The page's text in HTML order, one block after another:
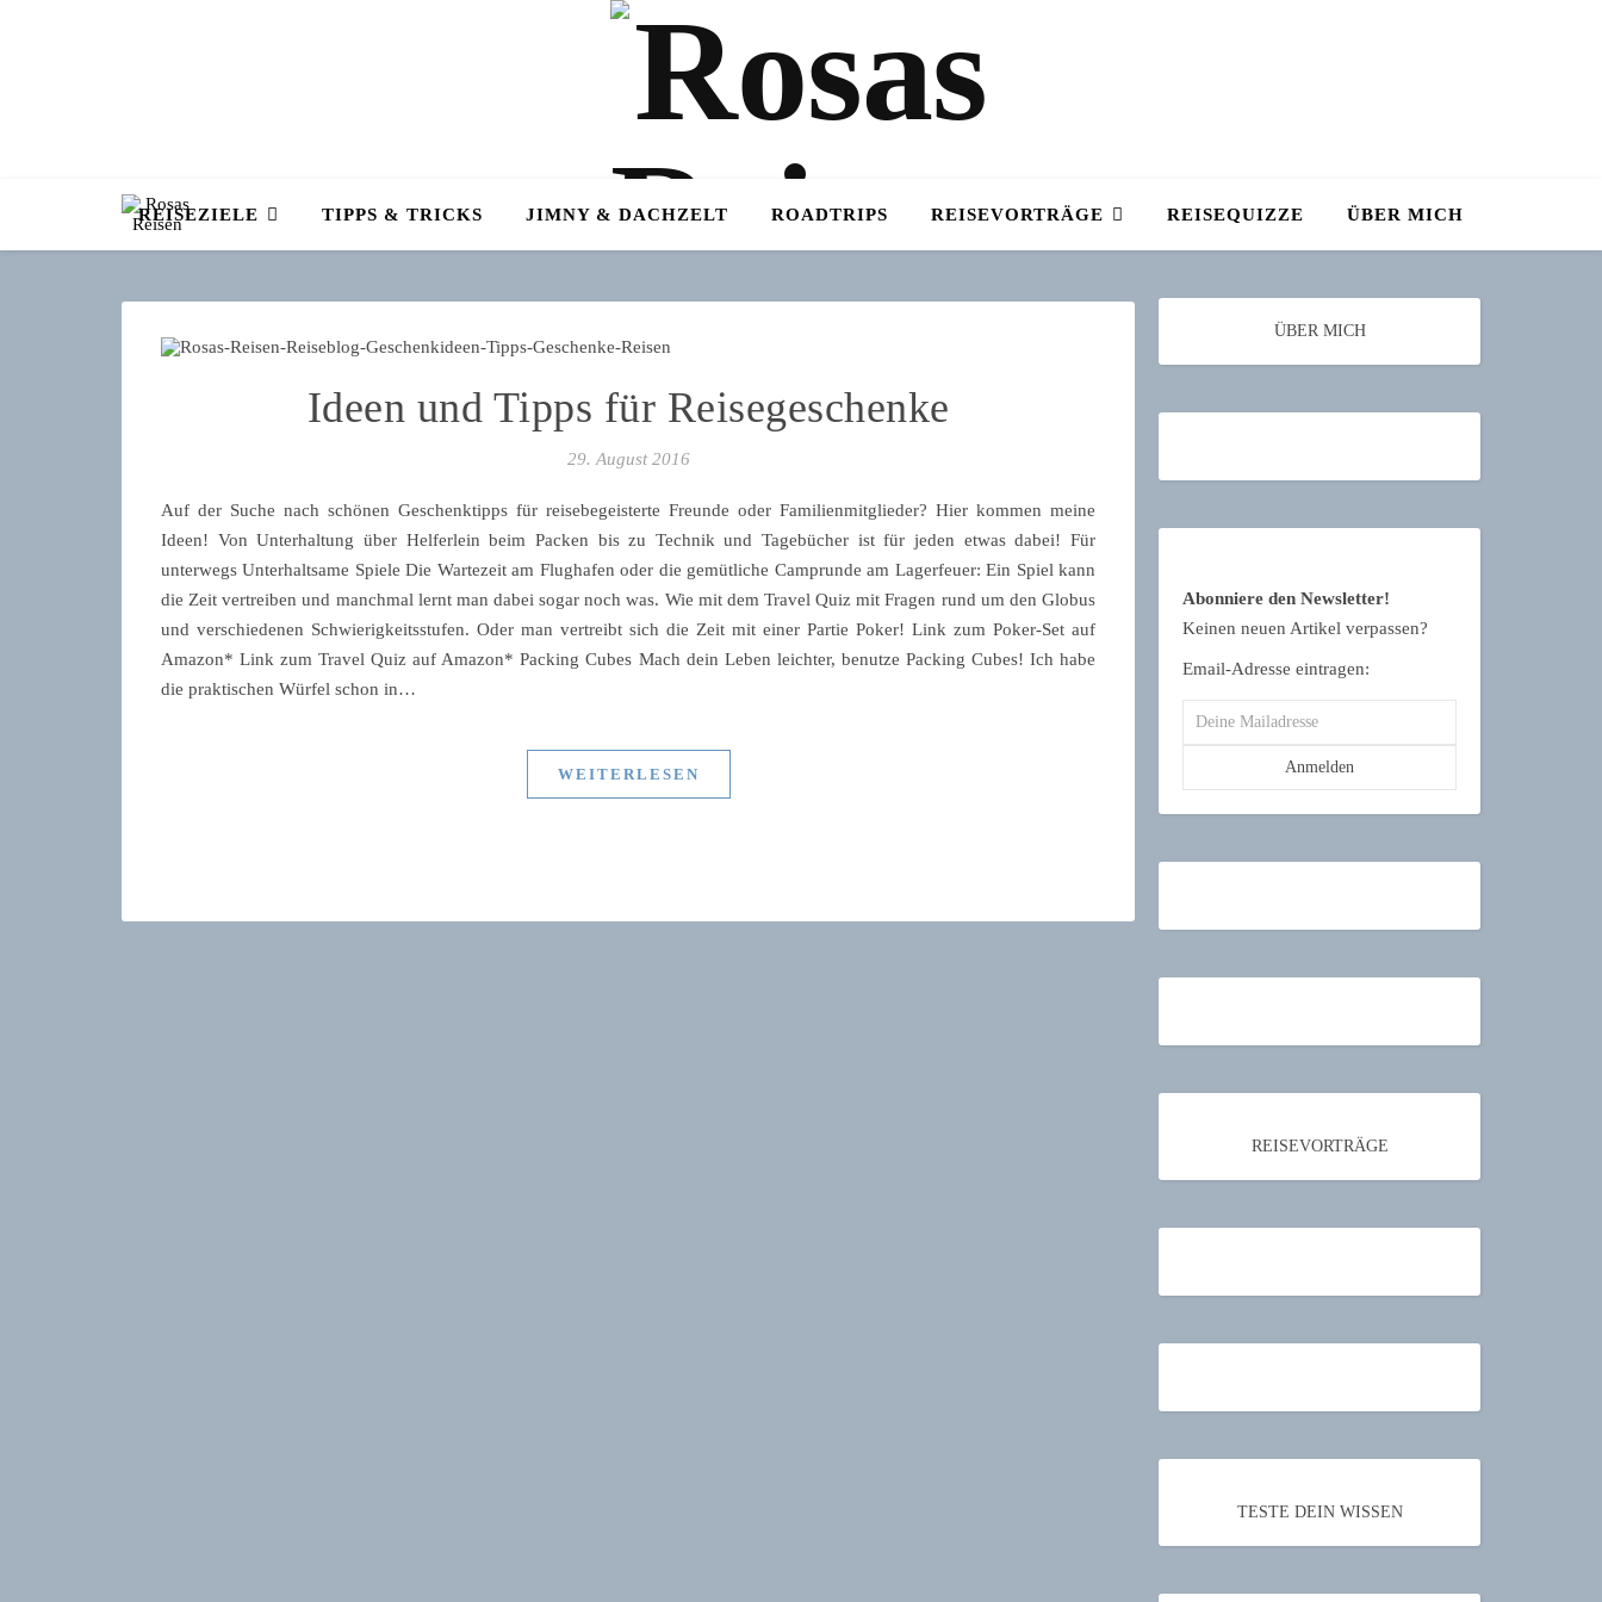
REISEZIELE TIPPS & TRICKS JIMNY & DACHZELT ROADTRIPS REISEVORTRÄGE REISEQUIZZE ÜBER MICH
Ideen und Tipps für Reisegeschenke
29. August 2016
Auf der Suche nach schönen Geschenktipps für reisebegeisterte Freunde oder Familienmitglieder? Hier kommen meine
Ideen! Von Unterhaltung über Helferlein beim Packen bis zu Technik und Tagebücher ist für jeden etwas dabei! Für
unterwegs Unterhaltsame Spiele Die Wartezeit am Flughafen oder die gemütliche Camprunde am Lagerfeuer: Ein Spiel kann
die Zeit vertreiben und manchmal lernt man dabei sogar noch was. Wie mit dem Travel Quiz mit Fragen rund um den Globus
und verschiedenen Schwierigkeitsstufen. Oder man vertreibt sich die Zeit mit einer Partie Poker! Link zum Poker-Set auf
Amazon* Link zum Travel Quiz auf Amazon* Packing Cubes Mach dein Leben leichter, benutze Packing Cubes! Ich habe
die praktischen Würfel schon in…
WEITERLESEN
ÜBER MICH
Abonniere den Newsletter!
Keinen neuen Artikel verpassen?
Email-Adresse eintragen:
REISEVORTRÄGE
TESTE DEIN WISSEN